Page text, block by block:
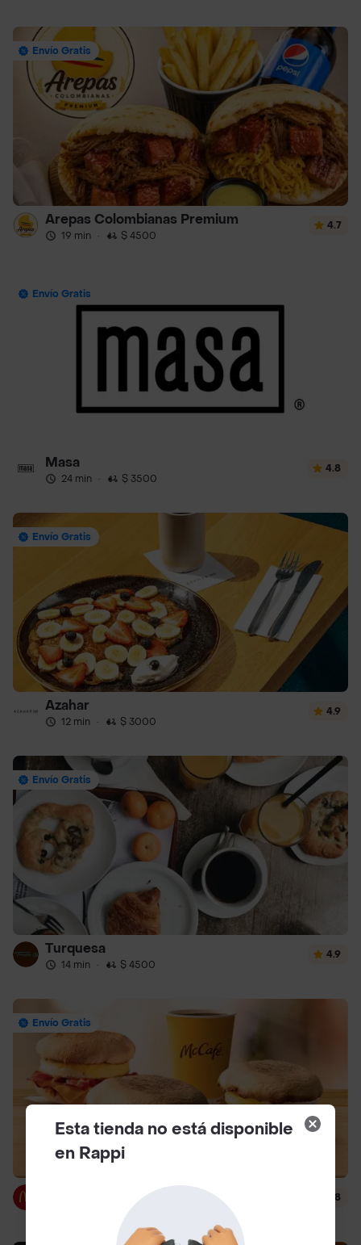
Envío Gratis
Arepas Colombianas Premium
19 min · $ 4500
4.7
Envío Gratis
Masa
24 min · $ 3500
4.8
Envío Gratis
Azahar
12 min · $ 3000
4.9
Envío Gratis
Turquesa
14 min · $ 4500
4.9
Envío Gratis
$ 3000
4.8
Esta tienda no está disponible
en Rappi